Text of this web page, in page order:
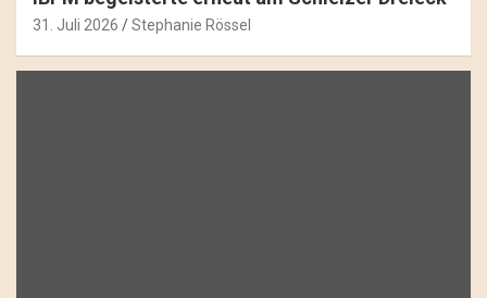
31. Juli 2026 Stephanie Rössel